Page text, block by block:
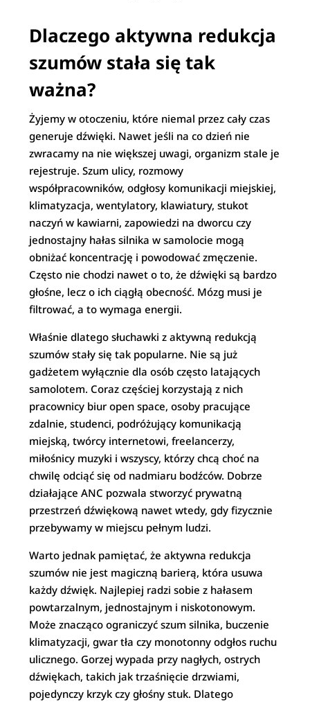
Dlaczego aktywna redukcja
szumów stała się tak
ważna?
Żyjemy w otoczeniu, które niemal przez cały czas
generuje dźwięki. Nawet jeśli na co dzień nie
zwracamy na nie większej uwagi, organizm stale je
rejestruje. Szum ulicy, rozmowy
współpracowników, odgłosy komunikacji miejskiej,
klimatyzacja, wentylatory, klawiatury, stukot
naczyń w kawiarni, zapowiedzi na dworcu czy
jednostajny hałas silnika w samolocie mogą
obniżać koncentrację i powodować zmęczenie.
Często nie chodzi nawet o to, że dźwięki są bardzo
głośne, lecz o ich ciągłą obecność. Mózg musi je
filtrować, a to wymaga energii.
Właśnie dlatego słuchawki z aktywną redukcją
szumów stały się tak popularne. Nie są już
gadżetem wyłącznie dla osób często latających
samolotem. Coraz częściej korzystają z nich
pracownicy biur open space, osoby pracujące
zdalnie, studenci, podróżujący komunikacją
miejską, twórcy internetowi, freelancerzy,
miłośnicy muzyki i wszyscy, którzy chcą choć na
chwilę odciąć się od nadmiaru bodźców. Dobrze
działające ANC pozwala stworzyć prywatną
przestrzeń dźwiękową nawet wtedy, gdy fizycznie
przebywamy w miejscu pełnym ludzi.
Warto jednak pamiętać, że aktywna redukcja
szumów nie jest magiczną barierą, która usuwa
każdy dźwięk. Najlepiej radzi sobie z hałasem
powtarzalnym, jednostajnym i niskotonowym.
Może znacząco ograniczyć szum silnika, buczenie
klimatyzacji, gwar tła czy monotonny odgłos ruchu
ulicznego. Gorzej wypada przy nagłych, ostrych
dźwiękach, takich jak trzaśnięcie drzwiami,
pojedynczy krzyk czy głośny stuk. Dlatego